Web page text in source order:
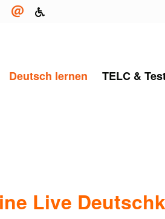
Deutsch lernen TELC &
Live